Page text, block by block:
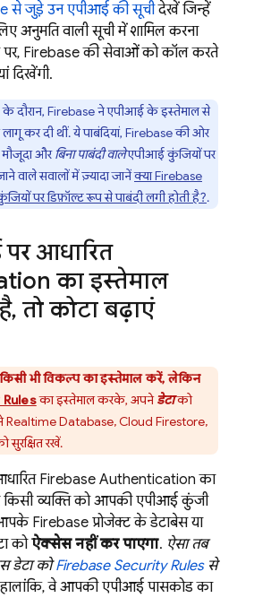
से जुड़े उन एपीआई की सूचीदेखें जिन्हें
अनुमति वाली सूची में शामिल करना
पर, Firebase की सेवाओं को कॉल करते
दिखेंगी.
दौरान, Firebase ने एपीआई के इस्तेमाल से
कर दी थीं. ये पाबंदियां, Firebase की ओर
मौजूदा औरबिना पाबंदी वालेएपीआई कुंजियों पर
वाले सवालों में ज़्यादा जानेंक्या Firebase
पर डिफ़ॉल्ट रूप से पाबंदी लगी होती है?.
पर आधारित
का इस्तेमाल
, तो कोटा बढ़ाएं
भी विकल्प का इस्तेमाल करें, लेकिन
का इस्तेमाल करके, अपनेडेटाको
Realtime Database,Cloud Firestore,
सुरक्षित रखें.
Firebase Authentication का
किसी व्यक्ति को आपकी एपीआई कुंजी
Firebase प्रोजेक्ट के डेटाबेस या
कोऐक्सेस नहीं कर पाएगा. ऐसा तब
डेटा कोFirebase Security Rulesसे
वे आपकी एपीआई पासकोड का